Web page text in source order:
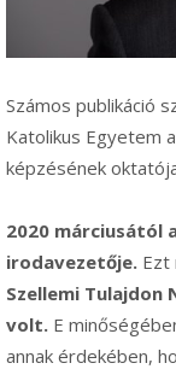
Számos publikáció
Katolikus Egyetem
képzésének
2020 márciusától
irodavezetője. Ezt
Szellemi Tulajdon
volt. E
annak érdekében,